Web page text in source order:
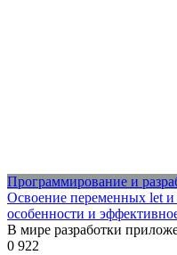
Программирование и
Освоение переменных let
особенности и
В мире разработки
0 922